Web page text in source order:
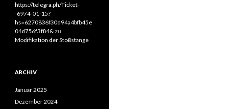
https://telegra.ph/Ticket-
-6974-01-15?
hs=6270836f30d94a4bfb45e
04d756f3f84&zu
Modifikation der Stoßstange
ARCHIV
Januar 2025
Dezember 2024